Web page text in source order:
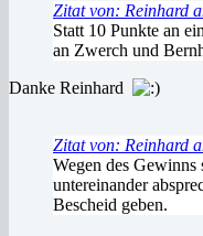
Zitat von: Reinhard
Statt 10 Punkte an
an Zwerch und
Danke Reinhard
Zitat von: Reinhard
Wegen des
untereinander
Bescheid geben.